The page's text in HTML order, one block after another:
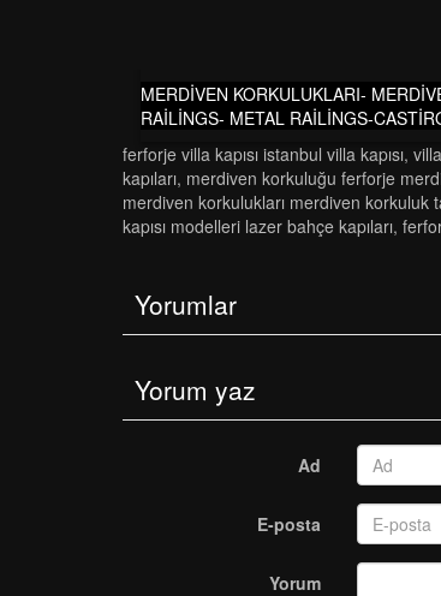
MERDİVEN KORKULUKLARI-
RAİLİNGS- METAL RAİLİNGS-
ferforje villa kapısı i̇stanbul villa kapısı,
kapıları, merdi̇ven korkuluğu ferforje
merdi̇ven korkuluklari merdi̇ven
kapisi modelleri̇ lazer bahçe kapilari,
Yorumlar
Yorum yaz
Ad
E-posta
Yorum